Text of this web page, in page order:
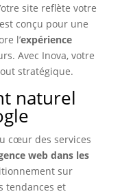
site reflète votre
conçu pour une
l’expérience
Avec Inova, votre
stratégique.
naturel
cœur des services
web dans les
sur
tendances et